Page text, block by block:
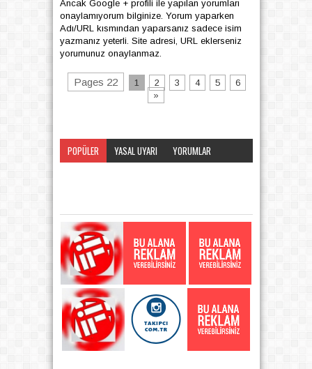
Ancak Google + profili ile yapılan yorumları
onaylamıyorum bilginize. Yorum yaparken
Adı/URL kısmından yaparsanız sadece isim
yazmanız yeterli. Site adresi, URL eklerseniz
yorumunuz onaylanmaz.
Pages 22 1 2 3 4 5
6
»
POPÜLER YASAL UYARI
YORUMLAR